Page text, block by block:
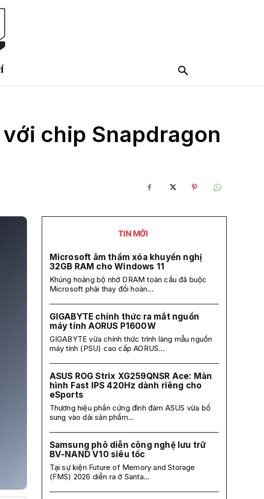
với chip Snapdragon
TIN MỚI
Microsoft âm thầm xóa khuyến nghị
32GB RAM cho Windows 11
Khủng hoảng bộ nhớ DRAM toàn cầu đã buộc
Microsoft phải thay đổi hoàn...
GIGABYTE chính thức ra mắt nguồn
máy tính AORUS P1600W
GIGABYTE vừa chính thức trình làng mẫu nguồn
máy tính (PSU) cao cấp AORUS...
ASUS ROG Strix XG259QNSR Ace: Màn
hình Fast IPS 420Hz dành riêng cho
eSports
Thương hiệu phần cứng đình đám ASUS vừa bổ
sung vào dải sản phẩm...
Samsung phô diễn công nghệ lưu trữ
BV-NAND V10 siêu tốc
Tại sự kiện Future of Memory and Storage
(FMS) 2026 diễn ra ở Santa...